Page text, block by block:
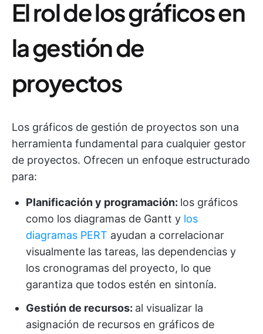
El rol de los gráficos en
la gestión de
proyectos
Los gráficos de gestión de proyectos son una
herramienta fundamental para cualquier gestor
de proyectos. Ofrecen un enfoque estructurado
para:
Planificación y programación: los gráficos
como los diagramas de Gantt y los
diagramas PERT ayudan a correlacionar
visualmente las tareas, las dependencias y
los cronogramas del proyecto, lo que
garantiza que todos estén en sintonía.
Gestión de recursos: al visualizar la
asignación de recursos en gráficos de